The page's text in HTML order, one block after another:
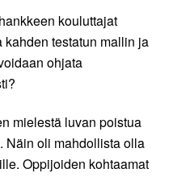
kouluttajat
kahden testatun mallin ja
ohjata
mielestä luvan poistua
Näin oli mahdollista olla
Oppijoiden kohtaamat